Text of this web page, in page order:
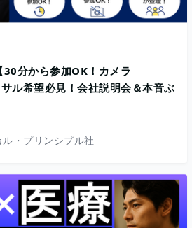
30分から参加OK！カメラ
ル希望必見！会社説明会＆本音ぶ
・プリンシプル社